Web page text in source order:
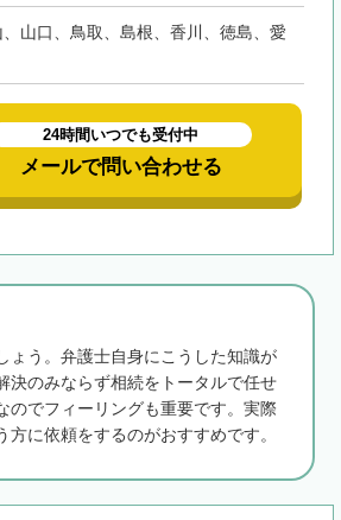
山口、鳥取、島根、香川、徳島、愛
24時間いつでも受付中
メールで問い合わせる
ょう。弁護士自身にこうした知識が
決のみならず相続をトータルで任せ
のでフィーリングも重要です。実際
に依頼をするのがおすすめです。